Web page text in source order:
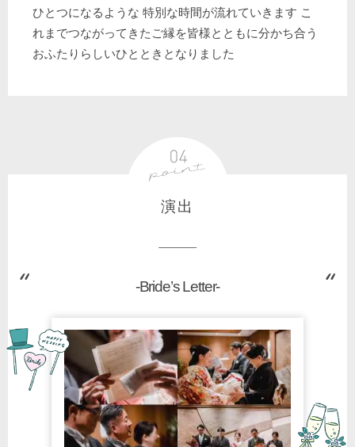
ひとつになるような 特別な時間が流れていきます こ
れまでつながってきたご縁を皆様とともに分かち合う
おふたりらしいひとときとなりました
演出
-Bride’s Letter-